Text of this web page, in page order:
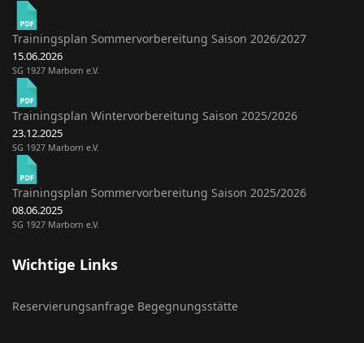
Trainingsplan Sommervorbereitung Saison 2026/2027
15.06.2026
SG 1927 Marborn e.V.
Trainingsplan Wintervorbereitung Saison 2025/2026
23.12.2025
SG 1927 Marborn e.V.
Trainingsplan Sommervorbereitung Saison 2025/2026
08.06.2025
SG 1927 Marborn e.V.
Wichtige Links
Reservierungsanfrage Begegnungsstätte